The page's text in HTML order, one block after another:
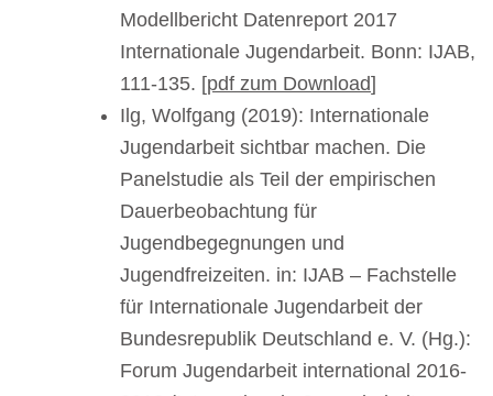
Modellbericht Datenreport 2017
Internationale Jugendarbeit. Bonn: IJAB,
111-135. [pdf zum Download]
Ilg, Wolfgang (2019): Internationale
Jugendarbeit sichtbar machen. Die
Panelstudie als Teil der empirischen
Dauerbeobachtung für
Jugendbegegnungen und
Jugendfreizeiten. in: IJAB – Fachstelle
für Internationale Jugendarbeit der
Bundesrepublik Deutschland e. V. (Hg.):
Forum Jugendarbeit international 2016-